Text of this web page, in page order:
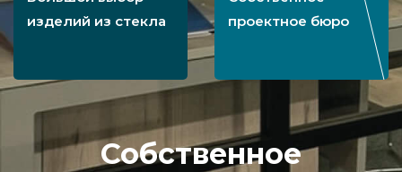
изделий из стекла
проектное бюро
Собственное